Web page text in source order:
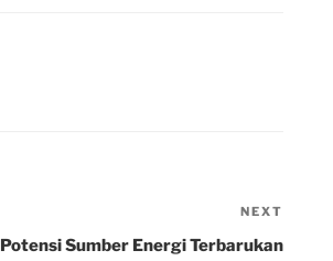
Post
NEXT
Potensi Sumber Energi Terbarukan